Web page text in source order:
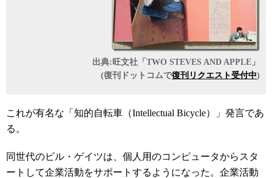
出典:旺文社「TWO STEVES AND APPLE」
(復刊ドットコムで復刊リクエスト受付中)
これが有名な「知的自転車（Intellectual Bicycle）」発言であ
る。
同世代のビル・ゲイツは、個人用のコンピュータからスタ
ートして企業活動をサポートするようになった。企業活動